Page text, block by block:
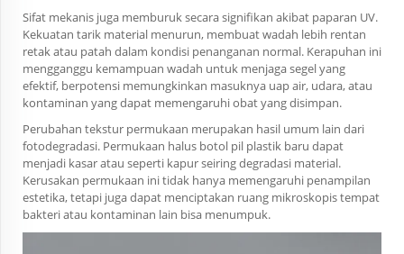
Sifat mekanis juga memburuk secara signifikan akibat paparan UV.
Kekuatan tarik material menurun, membuat wadah lebih rentan
retak atau patah dalam kondisi penanganan normal. Kerapuhan ini
mengganggu kemampuan wadah untuk menjaga segel yang
efektif, berpotensi memungkinkan masuknya uap air, udara, atau
kontaminan yang dapat memengaruhi obat yang disimpan.
Perubahan tekstur permukaan merupakan hasil umum lain dari
fotodegradasi. Permukaan halus botol pil plastik baru dapat
menjadi kasar atau seperti kapur seiring degradasi material.
Kerusakan permukaan ini tidak hanya memengaruhi penampilan
estetika, tetapi juga dapat menciptakan ruang mikroskopis tempat
bakteri atau kontaminan lain bisa menumpuk.